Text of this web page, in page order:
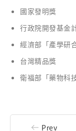
國家發明獎
行政院開發基金
經濟部「產學研
台灣精品獎
衛福部「藥物科
Prev